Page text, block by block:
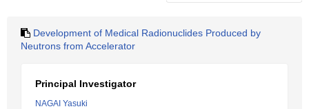
Development of Medical Radionuclides Produced by
Neutrons from Accelerator
Principal Investigator
NAGAI Yasuki